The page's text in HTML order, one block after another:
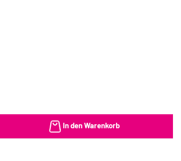
In den Warenkorb